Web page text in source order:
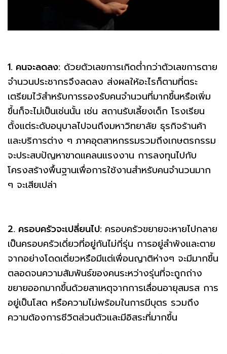
1. คนจะลดลง: ด้วยตัวเลขการเกิดต่ำกว่าตัวเลขการตาย
จำนวนประชากรจึงลดลง ส่งผลให้อะไรก็ตามที่ตระ
เตรียมไว้สำหรับการรองรับคนจำนวนที่มากขึ้นหรือเพิ่ม
ขึ้นก็จะไม่เป็นเช่นนั้น เช่น สถานรับเลี้ยงเด็ก โรงเรียน
ตั้งแต่ระดับอนุบาลไปจนถึงมหาวิทยาลัย ธุรกิจร้านค้า
และบริการต่าง ๆ ภาคอุตสาหกรรมรวมถึงเกษตรกรรม
จะประสบปัญหาขาดแคลนแรงงาน การลงทุนไปกับ
โครงสร้างพื้นฐานเพื่อการใช้งานสำหรับคนจำนวนมาก
ๆ จะเสียเปล่า
2. ครอบครัวจะเปลี่ยนไป: ครอบครัวขยายจะหายไปกลาย
เป็นครอบครัวเดี่ยวที่อยู่กันไม่กี่รุ่น การอยู่ลำพังและตาย
จากอย่างโดดเดี่ยวหรือมีแต่เพื่อนญาติห่างๆ จะมีมากขึ้น
ตลอดจนความสัมพันธ์ของคนระหว่างรุ่นที่จะถูกถ่าง
ขยายออกมากขึ้นด้วยสาเหตุจากการเลื่อนอายุสมรส การ
อยู่เป็นโสด หรือความไม่พร้อมในการมีบุตร รวมถึง
ความต้องการชีวิตส่วนตัวและมีอิสระที่มากขึ้น